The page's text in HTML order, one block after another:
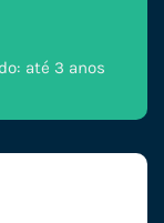
até 3 anos